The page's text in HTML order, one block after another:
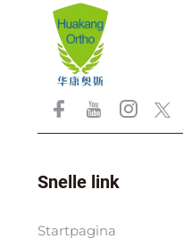
Snelle link
Startpagina